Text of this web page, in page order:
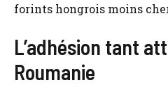
forints hongrois moins
L’adhésion tant
Roumanie